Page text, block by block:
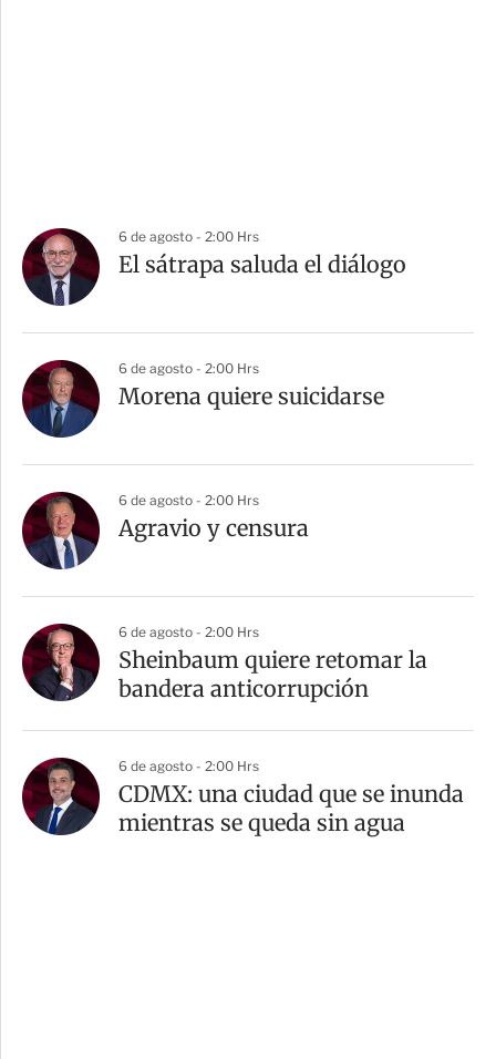
6 de agosto - 2:00 Hrs
El sátrapa saluda el diálogo
6 de agosto - 2:00 Hrs
Morena quiere suicidarse
6 de agosto - 2:00 Hrs
Agravio y censura
6 de agosto - 2:00 Hrs
Sheinbaum quiere retomar la
bandera anticorrupción
6 de agosto - 2:00 Hrs
CDMX: una ciudad que se inunda
mientras se queda sin agua